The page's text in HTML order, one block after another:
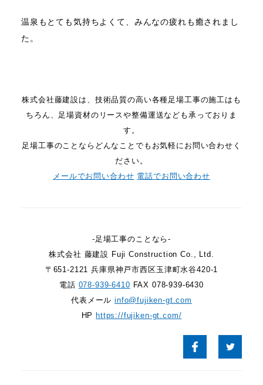
温泉もとても気持ちよくて、みんなの疲れも癒されまし
た。
株式会社藤建設は、技術品質の高い各種足場工事の施工はも
ちろん、足場資材のリースや整備運送なども承っておりま
す。
足場工事のことならどんなことでもお気軽にお問い合わせく
ださい。
メールでお問い合わせ 電話でお問い合わせ
-足場工事のことなら-
株式会社 藤建設 Fuji Construction Co., Ltd.
〒651-2121 兵庫県神戸市西区玉津町水谷420-1
電話 078-939-6410 FAX 078-939-6430
代表メールinfo@fujiken-gt.com
HP https://fujiken-gt.com/